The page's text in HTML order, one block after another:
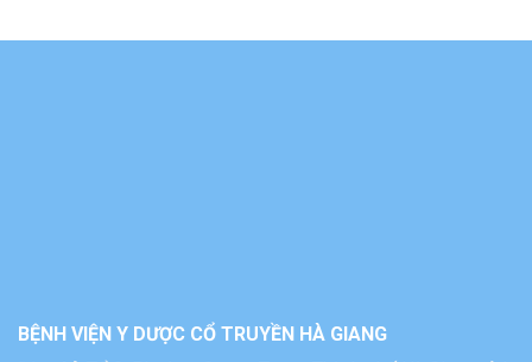
BỆNH VIỆN Y DƯỢC CỔ TRUYỀN HÀ GIANG